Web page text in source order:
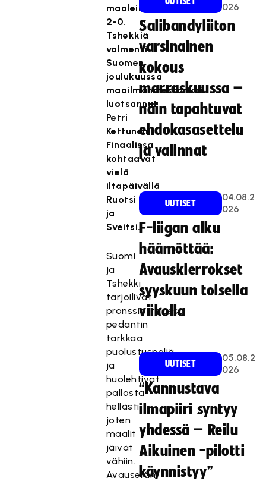
maalein
2-0.
Tshekkiä
valmensi
Suomen
joulukuussa
maailmanmestariksi
luotsannut
Petri
Kettunen.
Finaalissa
kohtaavat
vielä
iltapäivällä
Ruotsi
ja
Sveitsi.
Suomi
ja
Tshekki
tarjoilivat
pronssiottelussa
pedantin
tarkkaa
puolustuspeliä
ja
huolehtivat
pallosta
hellästi,
joten
maalit
jäivät
vähiin.
Avauserän
026
Salibandyliiton
varsinainen
kokous
marraskuussa –
näin tapahtuvat
ehdokasasettelu
ja valinnat
UUTISET
04.08.2
026
F-liigan alku
häämöttää:
Avauskierrokset
syyskuun toisella
viikolla
UUTISET
05.08.2
026
“Kannustava
ilmapiiri syntyy
yhdessä – Reilu
Aikuinen -pilotti
käynnistyy”